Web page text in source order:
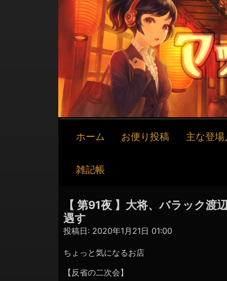
シ
ョ
ホーム お便り投稿 主な登
雑記帳
【 第91夜 】大将、バラック渡
遇す
投稿日: 2020年1月21日 01:00
ちょっと気になるお店
【反省の二次会】